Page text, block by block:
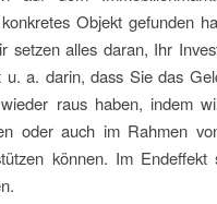
Objekt gefunden
setzen alles daran, Ihr
u. a. darin, dass Sie das
raus haben, indem
oder auch im Rahmen
können. Im